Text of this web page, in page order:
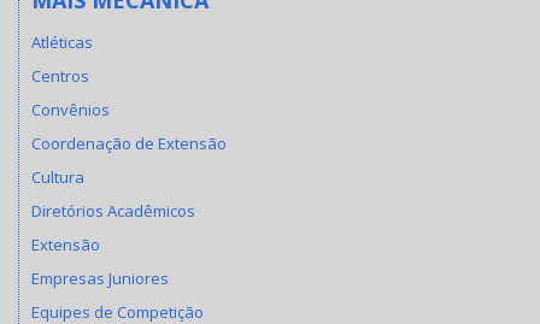
Atléticas
Centros
Convênios
Coordenação de Extensão
Cultura
Diretórios Acadêmicos
Extensão
Empresas Juniores
Equipes de Competição